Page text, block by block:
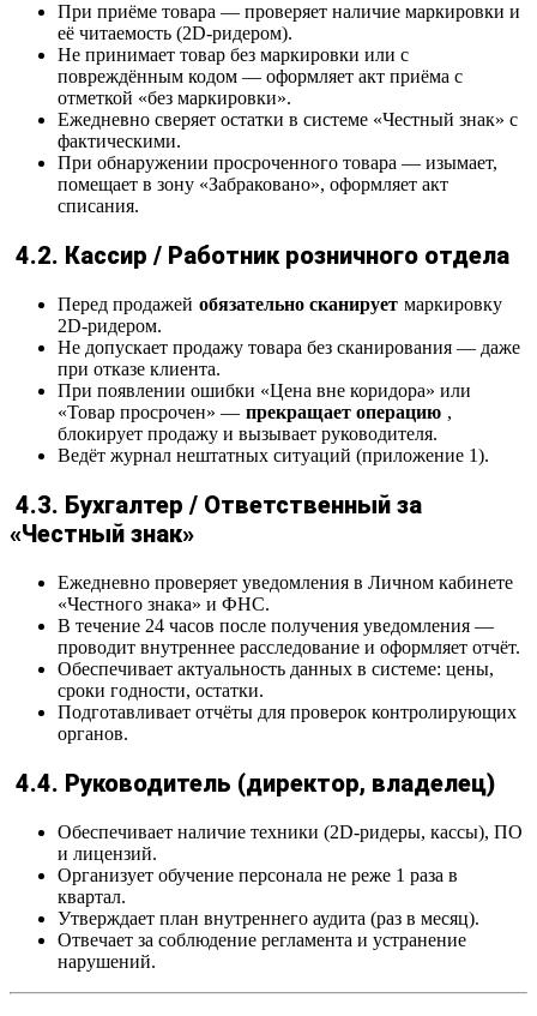
При приёме товара — проверяет наличие маркировки и
её читаемость (2D-ридером).
Не принимает товар без маркировки или с
повреждённым кодом — оформляет акт приёма с
отметкой «без маркировки».
Ежедневно сверяет остатки в системе «Честный знак» с
фактическими.
При обнаружении просроченного товара — изымает,
помещает в зону «Забраковано», оформляет акт
списания.
4.2. Кассир / Работник розничного отдела
Перед продажей обязательно сканирует маркировку
2D-ридером.
Не допускает продажу товара без сканирования — даже
при отказе клиента.
При появлении ошибки «Цена вне коридора» или
«Товар просрочен» — прекращает операцию ,
блокирует продажу и вызывает руководителя.
Ведёт журнал нештатных ситуаций (приложение 1).
4.3. Бухгалтер / Ответственный за
«Честный знак»
Ежедневно проверяет уведомления в Личном кабинете
«Честного знака» и ФНС.
В течение 24 часов после получения уведомления —
проводит внутреннее расследование и оформляет отчёт.
Обеспечивает актуальность данных в системе: цены,
сроки годности, остатки.
Подготавливает отчёты для проверок контролирующих
органов.
4.4. Руководитель (директор, владелец)
Обеспечивает наличие техники (2D-ридеры, кассы), ПО
и лицензий.
Организует обучение персонала не реже 1 раза в
квартал.
Утверждает план внутреннего аудита (раз в месяц).
Отвечает за соблюдение регламента и устранение
нарушений.